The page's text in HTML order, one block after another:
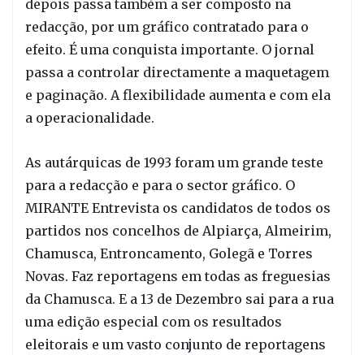
depois passa também a ser composto na
redacção, por um gráfico contratado para o
efeito. É uma conquista importante. O jornal
passa a controlar directamente a maquetagem
e paginação. A flexibilidade aumenta e com ela
a operacionalidade.
As autárquicas de 1993 foram um grande teste
para a redacção e para o sector gráfico. O
MIRANTE Entrevista os candidatos de todos os
partidos nos concelhos de Alpiarça, Almeirim,
Chamusca, Entroncamento, Golegã e Torres
Novas. Faz reportagens em todas as freguesias
da Chamusca. E a 13 de Dezembro sai para a rua
uma edição especial com os resultados
eleitorais e um vasto conjunto de reportagens